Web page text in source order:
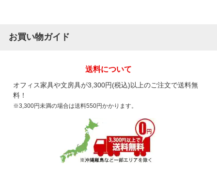
お買い物ガイド
送料について
オフィス家具や文房具が3,300円(税込)以上のご注文で送料無
料！
※3,300円未満の場合は送料550円かかります。